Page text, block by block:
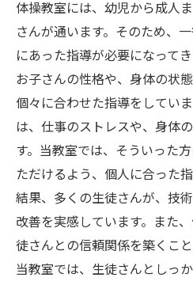
体操教室には、幼児から成人
さんが通います。そのため、
にあった指導が必要になって
お子さんの性格や、身体の状
個々に合わせた指導をしてい
は、仕事のストレスや、身体
す。当教室では、そういった
ただけるよう、個人に合った
結果、多くの生徒さんが、技
改善を実感しています。また
徒さんとの信頼関係を築くこと
当教室では、生徒さんとしっ